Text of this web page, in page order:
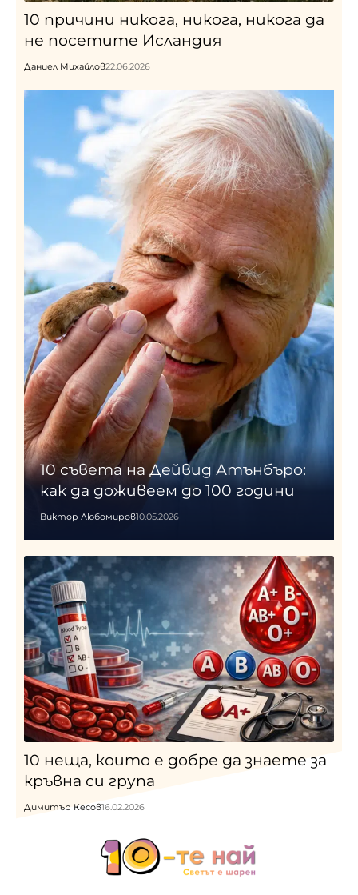
10 причини никога, никога, никога да
не посетите Исландия
Даниел Михайлов22.06.2026
10 съвета на Дейвид Атънбъро:
как да доживеем до 100 години
Виктор Любомиров10.05.2026
10 неща, които е добре да знаете за
кръвна си група
Димитър Кесов16.02.2026